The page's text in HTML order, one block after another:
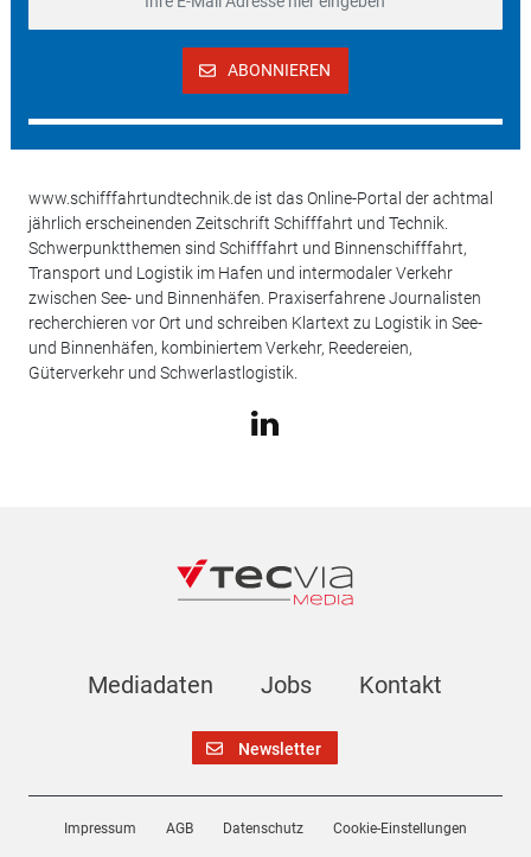
ABONNIEREN
www.schifffahrtundtechnik.de ist das Online-Portal der achtmal
jährlich erscheinenden Zeitschrift Schifffahrt und Technik.
Schwerpunktthemen sind Schifffahrt und Binnenschifffahrt,
Transport und Logistik im Hafen und intermodaler Verkehr
zwischen See- und Binnenhäfen. Praxiserfahrene Journalisten
recherchieren vor Ort und schreiben Klartext zu Logistik in See-
und Binnenhäfen, kombiniertem Verkehr, Reedereien,
Güterverkehr und Schwerlastlogistik.
Mediadaten Jobs Kontakt
Newsletter
Impressum AGB Datenschutz Cookie-Einstellungen